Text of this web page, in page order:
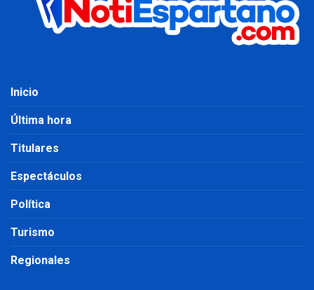
Inicio
Última hora
Titulares
Espectáculos
Política
Turismo
Regionales